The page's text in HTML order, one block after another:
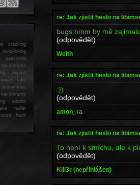
re: Jak zjistit heslo na
bugs:hmm by mě
(odpovědět)
Weith
re: Jak zjistit heslo na
:))
(odpovědět)
amon_ra
re: Jak zjistit heslo na
To není k smíchu, ale k
(odpovědět)
Kill3r (nepřihlášen)
cracking
password
exploit
fake
exploit
mailer
hack